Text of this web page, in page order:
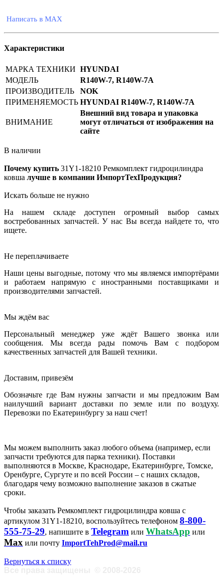
Написать в MAX
Характеристики
МАРКА ТЕХНИКИ HYUNDAI
МОДЕЛЬ
R140W-7, R140W-7A
ПРОИЗВОДИТЕЛЬ
NOK
ПРИМЕНЯЕМОСТЬ HYUNDAI R140W-7, R140W-7A
ВНИМАНИЕ
Внешний вид товара и упаковка
могут отличаться от изображения на
сайте
В наличии
Почему купить 31Y1-18210 Ремкомплект гидроцилиндра
ковша лучше в компании ИмпортТехПродукция?
Искать больше не нужно
На нашем складе доступен огромный выбор самых
востребованных запчастей. У нас Вы всегда найдете то, что
ищете.
Не переплачиваете
Наши цены выгодные, потому что мы являемся импортёрами
и работаем напрямую с иностранными поставщиками и
производителями запчастей.
Мы ждём вас
Персональный менеджер уже ждёт Вашего звонка или
сообщения. Мы всегда рады помочь Вам с подбором
качественных запчастей для Вашей техники.
Доставим, привезём
Обозначьте где Вам нужны запчасти и мы предложим Вам
наилучший вариант доставки по земле или по воздуху.
Перевозки по Екатеринбургу за наш счет!
Мы можем выполнить заказ любого объема (например, если
запчасти требуются для парка техники). Поставки
выполняются в Москве, Краснодаре, Екатеринбурге, Томске,
Оренбурге, Сургуте и по всей России – с наших складов,
благодаря чему возможно выполнение заказов в сжатые
сроки.
Чтобы заказать Ремкомплект гидроцилиндра ковша с
артикулом 31Y1-18210, воспользуйтесь телефоном 8-800-
555-75-29, напишите в Telegram или WhatsApp или
Max или почту ImportTehProd@mail.ru
Вернуться к списку